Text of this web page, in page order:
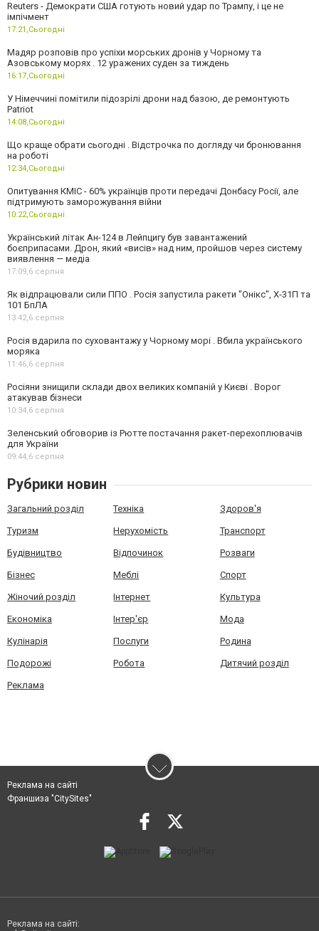
Reuters - Демократи США готують новий удар по Трампу, і це не
імпічмент
17:21,Сьогодні
Мадяр розповів про успіхи морських дронів у Чорному та
Азовському морях . 12 уражених суден за тиждень
16:17,Сьогодні
У Німеччині помітили підозрілі дрони над базою, де ремонтують
Patriot
14:08,Сьогодні
Що краще обрати сьогодні . Відстрочка по догляду чи бронювання
на роботі
12:34,Сьогодні
Опитування КМІС - 60% українців проти передачі Донбасу Росії, але
підтримують заморожування війни
10:22,Сьогодні
Український літак Ан-124 в Лейпцигу був завантажений
боєприпасами. Дрон, який «висів» над ним, пройшов через систему
виявлення — медіа
17:09,6 серпня
Як відпрацювали сили ППО . Росія запустила ракети "Онікс", Х-31П та
101 БпЛА
13:42,6 серпня
Росія вдарила по суховантажу у Чорному морі . Вбила українського
моряка
11:46,6 серпня
Росіяни знищили склади двох великих компаній у Києві . Ворог
атакував бізнеси
10:34,6 серпня
Зеленський обговорив із Рютте постачання ракет-перехоплювачів
для України
09:44,6 серпня
Рубрики новин
Загальний розділ Техніка Здоров'я
Туризм Нерухомість Транспорт
Будівництво Відпочинок Розваги
Бізнес Меблі Спорт
Жіночий розділ Інтернет Культура
Економіка Інтер'єр Мода
Кулінарія Послуги Родина
Подорожі Робота Дитячий розділ
Реклама
Реклама на сайті
Франшиза "CitySites"
Реклама на сайті: